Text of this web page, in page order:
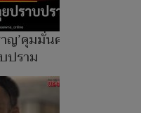
ญ’คุมมั่นคง
ปราม